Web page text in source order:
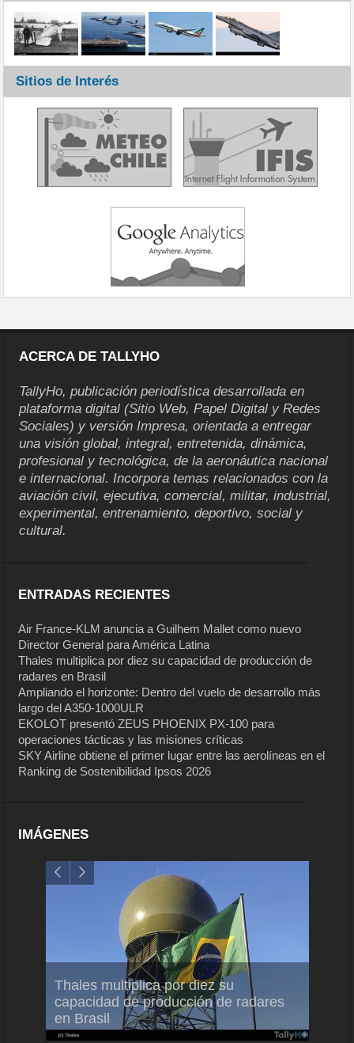
Sitios de Interés
ACERCA DE TALLYHO
TallyHo, publicación periodística desarrollada en
plataforma digital (Sitio Web, Papel Digital y Redes
Sociales) y versión Impresa, orientada a entregar
una visión global, integral, entretenida, dinámica,
profesional y tecnológica, de la aeronáutica nacional
e internacional. Incorpora temas relacionados con la
aviación civil, ejecutiva, comercial, militar, industrial,
experimental, entrenamiento, deportivo, social y
cultural.
ENTRADAS RECIENTES
Air France-KLM anuncia a Guilhem Mallet como nuevo
Director General para América Latina
Thales multiplica por diez su capacidad de producción de
radares en Brasil
Ampliando el horizonte: Dentro del vuelo de desarrollo más
largo del A350-1000ULR
EKOLOT presentó ZEUS PHOENIX PX-100 para
operaciones tácticas y las misiones críticas
SKY Airline obtiene el primer lugar entre las aerolíneas en el
Ranking de Sostenibilidad Ipsos 2026
IMÁGENES
Thales multiplica por diez su
capacidad de producción de radares
en Brasil